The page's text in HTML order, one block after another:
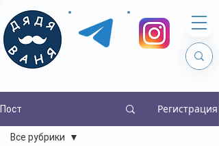
Пост Регистрация
Все рубрики